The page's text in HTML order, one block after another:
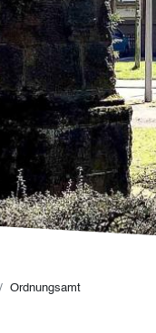
Ordnungsamt